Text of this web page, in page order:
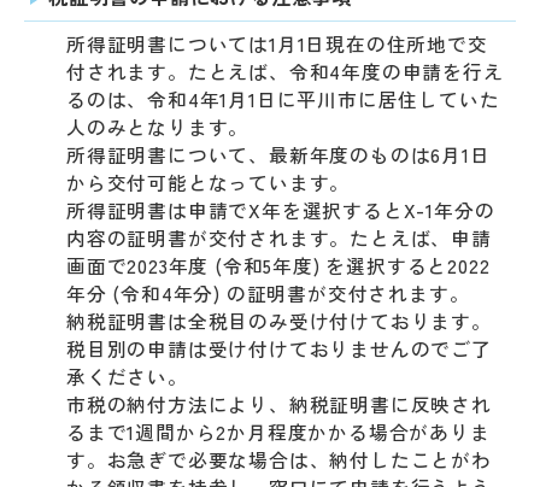
所得証明書については1月1日現在の住所地で交
付されます。たとえば、令和4年度の申請を行え
るのは、令和4年1月1日に平川市に居住していた
人のみとなります。
所得証明書について、最新年度のものは6月1日
から交付可能となっています。
所得証明書は申請でX年を選択するとX-1年分の
内容の証明書が交付されます。たとえば、申請
画面で2023年度 (令和5年度) を選択すると2022
年分 (令和4年分) の証明書が交付されます。
納税証明書は全税目のみ受け付けております。
税目別の申請は受け付けておりませんのでご了
承ください。
市税の納付方法により、納税証明書に反映され
るまで1週間から2か月程度かかる場合がありま
す。お急ぎで必要な場合は、納付したことがわ